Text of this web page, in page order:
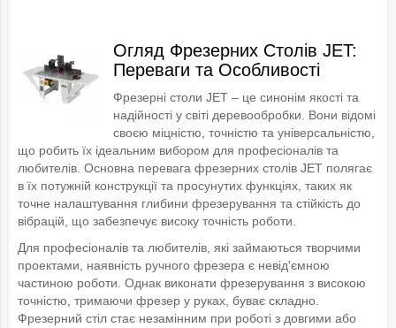
Огляд Фрезерних Столів JET:
Переваги та Особливості
Фрезерні столи JET – це синонім якості та
надійності у світі деревообробки. Вони відомі
своєю міцністю, точністю та універсальністю,
що робить їх ідеальним вибором для професіоналів та
любителів. Основна перевага фрезерних столів JET полягає
в їх потужній конструкції та просунутих функціях, таких як
точне налаштування глибини фрезерування та стійкість до
вібрацій, що забезпечує високу точність роботи.
Для професіоналів та любителів, які займаються творчими
проектами, наявність ручного фрезера є невід'ємною
частиною роботи. Однак виконати фрезерування з високою
точністю, тримаючи фрезер у руках, буває складно.
Фрезерний стіл стає незамінним при роботі з довгими або